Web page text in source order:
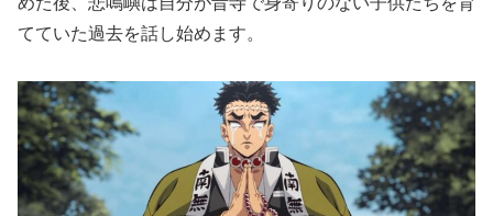
てていた過去を話し始めます。